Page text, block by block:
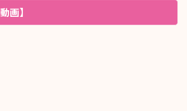
画】